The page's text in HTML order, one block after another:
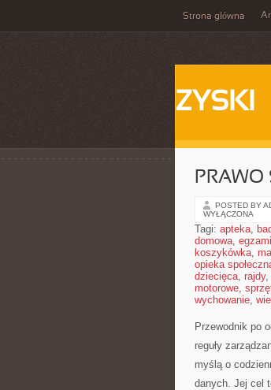
Strona główna
ZYSKI
PRAWO
POSTED BY
WYŁĄCZONA
Tagi: apteka,
domowa,
koszykówka,
opieka
dziecięca, rajdy,
motorowe,
wychowanie,
Przewodnik po
reguły
myślą o
danych. Jej cel